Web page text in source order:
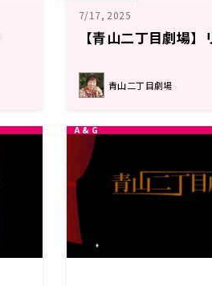
7/17, 2025
【青山二丁目劇場
青山二丁目劇場